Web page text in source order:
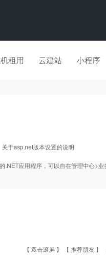
租用 云建站 小程序
关于asp.net版本设置的说明
应用程序，可以自在管理中心>
【 双击滚屏 】 【 推荐朋友 】